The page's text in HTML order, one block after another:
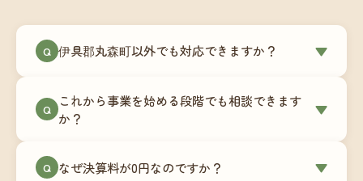
Q 伊具郡丸森町以外でも対応できますか？ ▼
す。Zoomやチャットツールを使ったオンラインで
のやり取りが中心ですので、地域を問わずサポー
地域の事業者さまにご利用いただいています。
Q
これから事業を始める段階でも相談できます
か？
▼
180,000円〜）をご用意しています。事業計画の段
Q なぜ決算料が0円なのですか？ ▼